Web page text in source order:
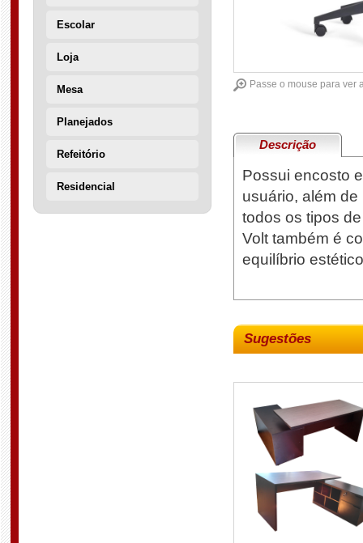
Escolar
Loja
Mesa
Planejados
Refeitório
Residencial
Passe o mouse para ver
Descrição
Possui encosto
usuário, além
todos os tipos
Volt também é
equilíbrio
Sugestões